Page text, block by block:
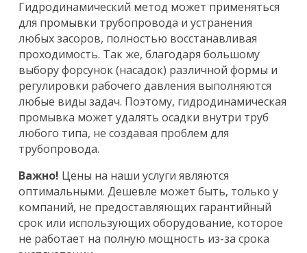
Гидродинамический метод может применяться
для промывки трубопровода и устранения
любых засоров, полностью восстанавливая
проходимость. Так же, благодаря большому
выбору форсунок (насадок) различной формы и
регулировки рабочего давления выполняются
любые виды задач. Поэтому, гидродинамическая
промывка может удалять осадки внутри труб
любого типа, не создавая проблем для
трубопровода.
Важно! Цены на наши услуги являются
оптимальными. Дешевле может быть, только у
компаний, не предоставляющих гарантийный
срок или использующих оборудование, которое
не работает на полную мощность из-за срока